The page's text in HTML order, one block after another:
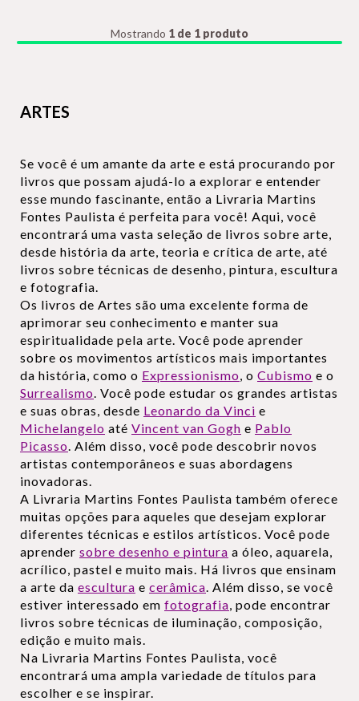
Mostrando 1 de 1 produto
ARTES
Se você é um amante da arte e está procurando por
livros que possam ajudá-lo a explorar e entender
esse mundo fascinante, então a Livraria Martins
Fontes Paulista é perfeita para você! Aqui, você
encontrará uma vasta seleção de livros sobre arte,
desde história da arte, teoria e crítica de arte, até
livros sobre técnicas de desenho, pintura, escultura
e fotografia.
Os livros de Artes são uma excelente forma de
aprimorar seu conhecimento e manter sua
espiritualidade pela arte. Você pode aprender
sobre os movimentos artísticos mais importantes
da história, como o Expressionismo, o Cubismo e o
Surrealismo. Você pode estudar os grandes artistas
e suas obras, desde Leonardo da Vinci e
Michelangelo até Vincent van Gogh e Pablo
Picasso. Além disso, você pode descobrir novos
artistas contemporâneos e suas abordagens
inovadoras.
A Livraria Martins Fontes Paulista também oferece
muitas opções para aqueles que desejam explorar
diferentes técnicas e estilos artísticos. Você pode
aprender sobre desenho e pintura a óleo, aquarela,
acrílico, pastel e muito mais. Há livros que ensinam
a arte da escultura e cerâmica. Além disso, se você
estiver interessado em fotografia, pode encontrar
livros sobre técnicas de iluminação, composição,
edição e muito mais.
Na Livraria Martins Fontes Paulista, você
encontrará uma ampla variedade de títulos para
escolher e se inspirar.